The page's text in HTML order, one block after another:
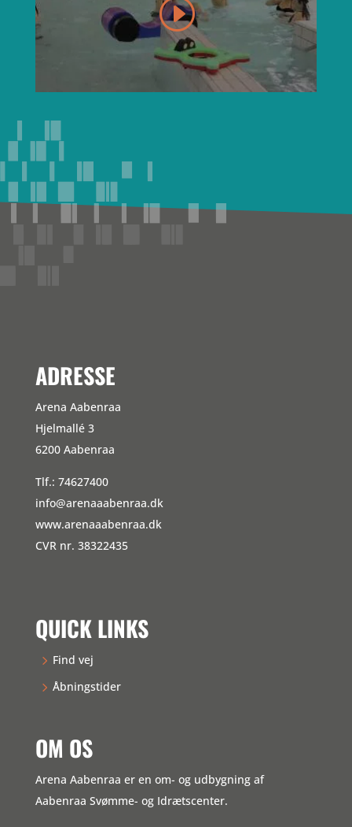
ADRESSE
Arena Aabenraa
Hjelmallé 3
6200 Aabenraa
Tlf.: 74627400
info@arenaaabenraa.dk
www.arenaaabenraa.dk
CVR nr. 38322435
QUICK LINKS
Find vej
Åbningstider
OM OS
Arena Aabenraa er en om- og udbygning af
Aabenraa Svømme- og Idrætscenter.